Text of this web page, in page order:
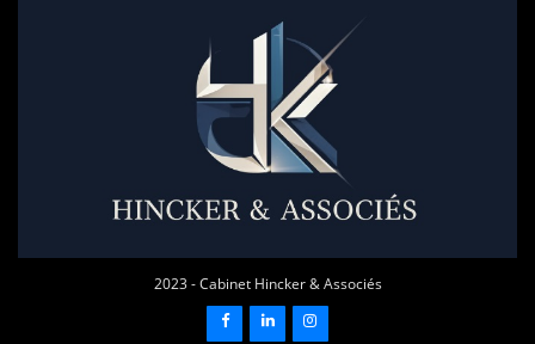
2023 - Cabinet Hincker & Associés